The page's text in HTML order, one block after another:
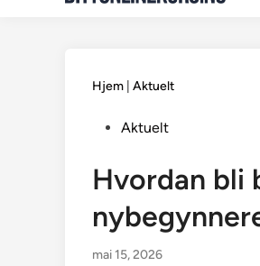
Hjem Aktuelt
PostedAktuelt
Hvordan bli
mai 15, 2026